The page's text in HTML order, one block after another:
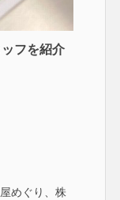
フを紹介
めぐり、株